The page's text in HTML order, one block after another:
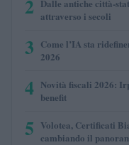
2 Dalle antiche città-
attraverso i secoli
3 Come l’IA sta
2026
4 Novità fiscali 2026:
benefit
5 Volotea, Certificati
cambiando il